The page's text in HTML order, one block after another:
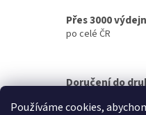
Používáme cookies,
Přes 3000
po celé ČR
Doručení do